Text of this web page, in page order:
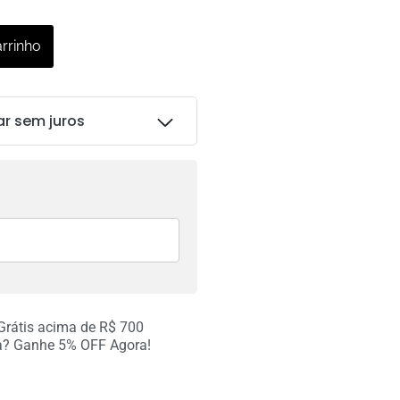
sem juros
R$114.00
R$114.00
acima de R$ 700
Ganhe 5% OFF Agora!